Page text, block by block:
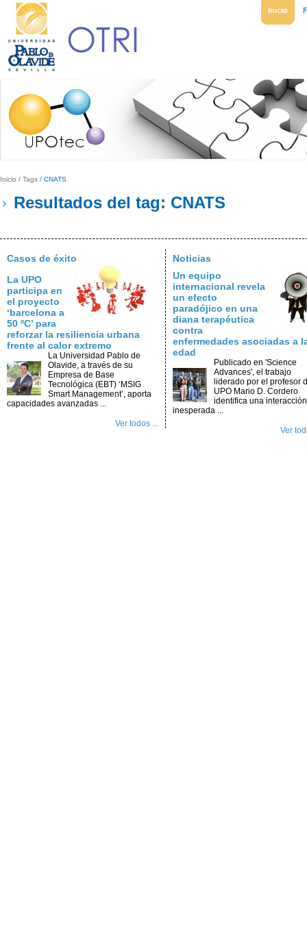
Inicio
Inicio / Tags / CNATS
Resultados del tag: CNATS
Casos de éxito
La UPO
participa en
el proyecto
‘barcelona a
50 ºC’ para
reforzar la resiliencia urbana
frente al calor extremo
La Universidad Pablo de
Olavide, a través de su
Empresa de Base
Tecnológica (EBT) ‘MSIG
Smart Management’, aporta
capacidades avanzadas ...
Ver todos ...
Noticias
Un equipo
internacional revela
un efecto
paradójico en una
diana terapéutica
contra
enfermedades asociadas a
edad
Publicado en 'Science
Advances', el trabajo
liderado por el profesor
UPO Mario D. Cordero
identifica una interacción
inesperada ...
Ver